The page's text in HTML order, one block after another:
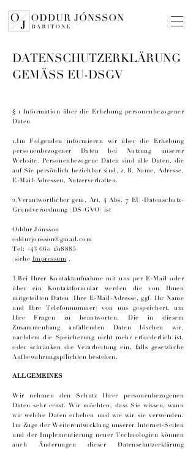
DATENSCHUTZERKLÄRUNG
GEMÄSS EU-DSGV
§ 1 Information über die Erhebung personenbezogener
Daten
1.Im Folgenden informieren wir über die Erhebung
personenbezogener Daten bei Nutzung unserer
Website. Personenbezogene Daten sind alle Daten, die
auf Sie persönlich beziehbar sind, z. B. Name, Adresse,
E-Mail-Adressen, Nutzerverhalten.
2.Verantwortlicher gem. Art. 4 Abs. 7 EU-Datenschutz-
Grundverordnung (DS-GVO) ist
Oddur Jónsson
oddurjonsson@gmail.com
Tel: +43 660 1518885
(siehe Impressum).
3.Bei Ihrer Kontaktaufnahme mit uns per E-Mail oder
über ein Kontaktformular werden die von Ihnen
mitgeteilten Daten (Ihre E-Mail-Adresse, ggf. Ihr Name
und Ihre Telefonnummer) von uns gespeichert, um
Ihre Fragen zu beantworten. Die in diesem
Zusammenhang anfallenden Daten löschen wir,
nachdem die Speicherung nicht mehr erforderlich ist,
oder schränken die Verarbeitung ein, falls gesetzliche
Aufbewahrungspflichten bestehen.
ALLGEMEINES
Wir nehmen den Schutz Ihrer personenbezogenen
Daten sehr ernst. Wir möchten, dass Sie wissen, wann
wir welche Daten erheben und wie wir sie verwenden.
Im Zuge der Weiterentwicklung unserer Internet-Seiten
und der Implementierung neuer Technologien können
auch Änderungen dieser Datenschutzerklärung